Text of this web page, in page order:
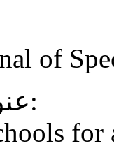
of
عنوان المستخرج:
for